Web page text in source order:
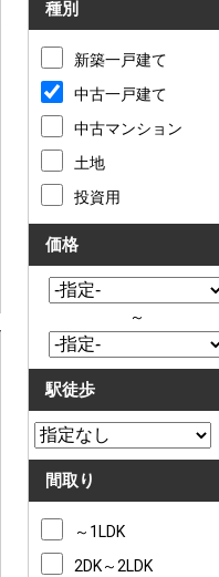
種別
新築一戸建て
中古一戸建て
中古マンション
土地
投資用
価格
～
駅徒歩
間取り
～1LDK
2DK～2LDK